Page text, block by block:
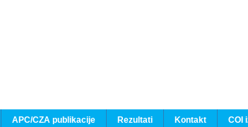
COI
Kontakt
Rezultati
APC/CZA publikacije